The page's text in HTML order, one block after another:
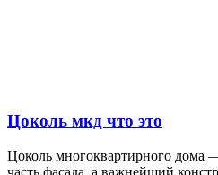
Цоколь мкд что это
Цоколь многоквартирного дома
часть фасада, а важнейший